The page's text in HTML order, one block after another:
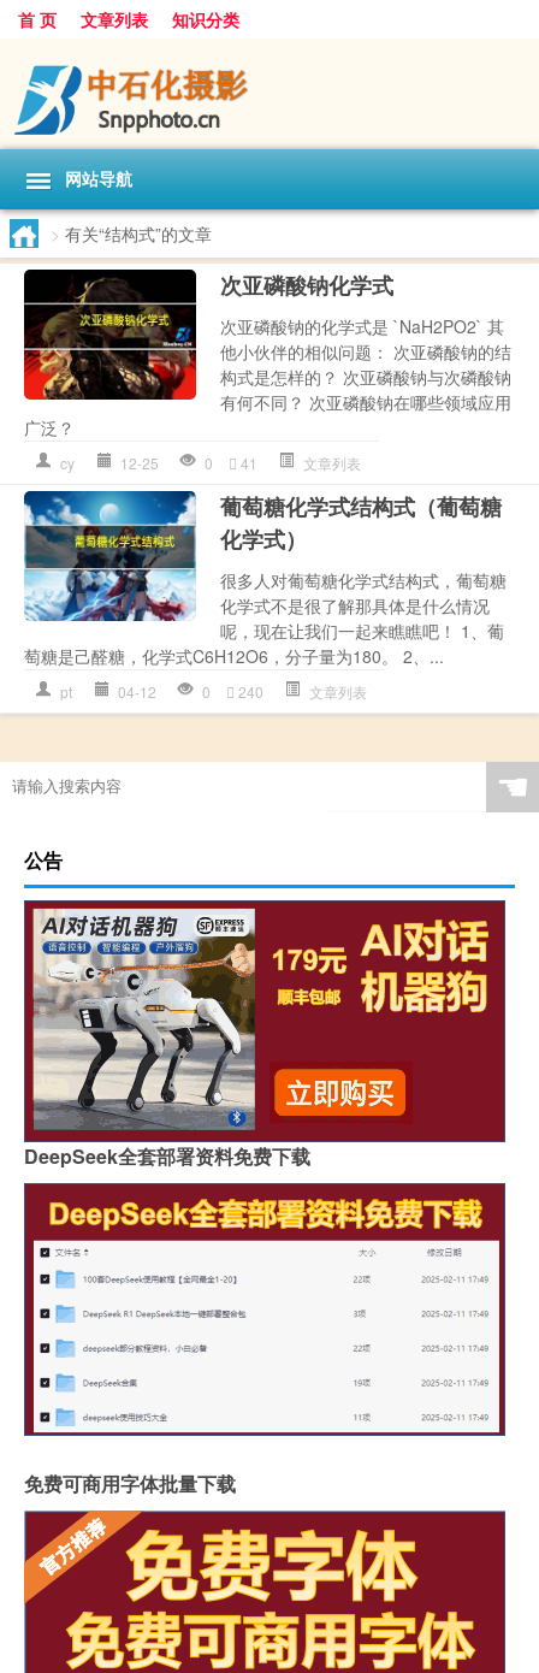
首 页 文章列表 知识分类
网站导航
> 有关“结构式”的文章
次亚磷酸钠化学式
次亚磷酸钠的化学式是 `NaH2PO2` 其
他小伙伴的相似问题： 次亚磷酸钠的结
构式是怎样的？ 次亚磷酸钠与次磷酸钠
有何不同？ 次亚磷酸钠在哪些领域应用
广泛？
cy 12-25 0 41 文章列表
葡萄糖化学式结构式（葡萄糖
化学式）
很多人对葡萄糖化学式结构式，葡萄糖
化学式不是很了解那具体是什么情况
呢，现在让我们一起来瞧瞧吧！ 1、葡
萄糖是己醛糖，化学式C6H12O6，分子量为180。 2、...
pt 04-12 0 240 文章列表
☚
公告
DeepSeek全套部署资料免费下载
免费可商用字体批量下载